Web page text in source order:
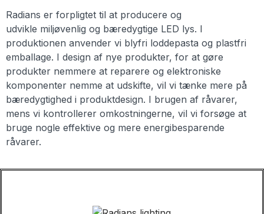
Radians er forpligtet til at producere og
udvikle miljøvenlig og bæredygtige LED lys. I
produktionen anvender vi blyfri loddepasta og plastfri
emballage. I design af nye produkter, for at gøre
produkter nemmere at reparere og elektroniske
komponenter nemme at udskifte, vil vi tænke mere på
bæredygtighed i produktdesign. I brugen af råvarer,
mens vi kontrollerer omkostningerne, vil vi forsøge at
bruge nogle effektive og mere energibesparende
råvarer.